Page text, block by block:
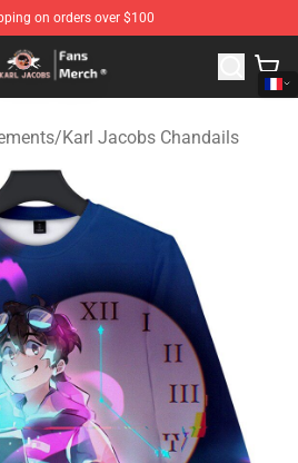
on orders over $100
Official Karl Jacobs Merchandise
/Karl Jacobs Chandails